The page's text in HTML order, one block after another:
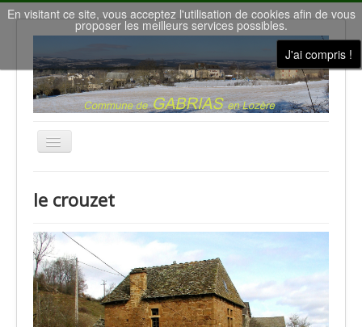
En visitant ce site, vous acceptez l'utilisation de cookies afin de vous
proposer les meilleurs services possibles.
J'ai compris !
Basculer
la
Nous contacter
Le conseil municipal
Gîtes de vacances
la Salle des Fêtes
Météo à Gabrias
le crouzet